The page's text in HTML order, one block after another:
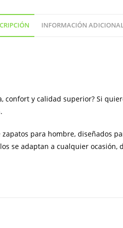
piso
España)
INFORMACIÓN
confort y calidad superior? Si
para hombre, diseñados
se adaptan a cualquier